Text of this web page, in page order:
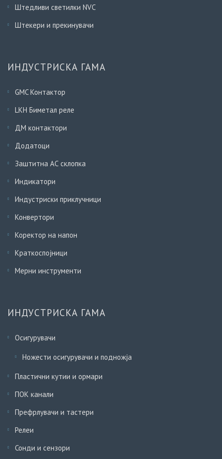
Штедливи светилки NVC
Штекери и прекинувачи
ИНДУСТРИСКА ГАМА
GMC Контактор
LKH Биметал реле
ДМ контактори
Додатоци
Заштитна АС склопка
Индикатори
Индустриски приклучници
Конвертори
Коректор на напон
Краткоспојници
Мерни инструменти
ИНДУСТРИСКА ГАМА
Осигурувачи
Ножести осигурувачи и подножја
Пластични кутии и ормари
ПОК канали
Префрлувачи и тастери
Релеи
Сонди и сензори